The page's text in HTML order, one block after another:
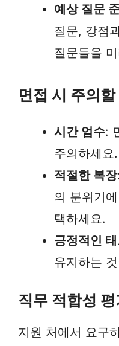
예상 질문
질문, 강점
질문들을
면접 시 주의할
시간 엄수:
주의하세요.
적절한 복장
의 분위기
택하세요.
긍정적인
유지하는
직무 적합성 평
지원 처에서 요구